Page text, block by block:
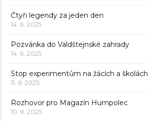
Čtyři legendy za jeden den
14. 6. 2025
Pozvánka do Valdštejnské zahrady
14. 6. 2025
Stop experimentům na žácích a školách
11. 6. 2025
Rozhovor pro Magazín Humpolec
10. 6. 2025